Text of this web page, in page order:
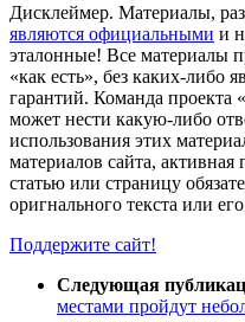
Дисклеймер. Материалы,
являются официальными и
эталонные! Все материалы
«как есть», без каких-либо
гарантий. Команда проекта
может нести какую-либо
использования этих
материалов сайта,
статью или страницу
оригнального текста или
Поддержите сайт!
Следующая
местами пройдут